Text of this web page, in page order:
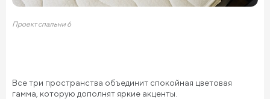
Проект спальни 6
Все три пространства объединит спокойная цветовая
гамма, которую дополнят яркие акценты.